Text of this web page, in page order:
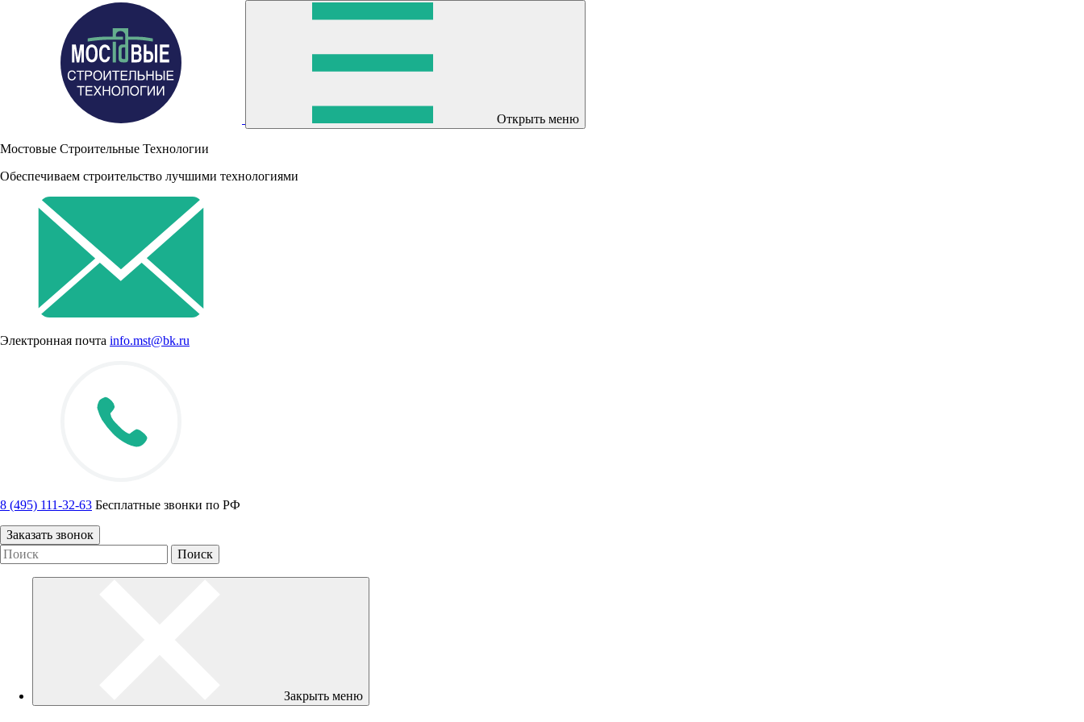
Открыть меню
Мостовые Строительные Технологии
Обеспечиваем строительство лучшими технологиями
Электронная почта info.mst@bk.ru
8 (495) 111-32-63 Бесплатные звонки по РФ
Заказать звонок
Закрыть меню